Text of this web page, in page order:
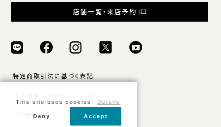
店舗一覧・来店予約
特定商取引法に基づく表記
ご利用規約
This site uses cookies. Details
Deny Accept